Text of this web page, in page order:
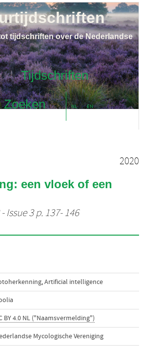
Tijdschriften
Zoeken NL EN
tijdschriften over de Nederlandse
2020
een vloek of een
Issue 3 p. 137- 146
,Artificial intelligence
BY 4.0 NL ("Naamsvermelding")
Mycologische Vereniging